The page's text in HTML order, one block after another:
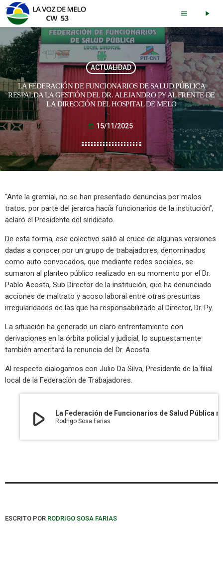
menu play_arrow
ACTUALIDAD
LA FEDERACIÓN DE FUNCIONARIOS DE SALUD PÚBLICA
RESPALDA LA GESTIÓN DEL DR. ALEJANDRO PY AL FRENTE DE
LA DIRECCIÓN DEL HOSPITAL DE MELO
today 15/11/2025
“Ante la gremial, no se han presentado denuncias por malos
tratos, por parte del jerarca hacía funcionarios de la institución”,
aclaró el Presidente del sindicato.
De esta forma, ese colectivo salió al cruce de algunas versiones
dadas a conocer por un grupo de trabajadores, denominados
como auto convocados, que mediante redes sociales, se
sumaron al planteo público realizado en su momento por el Dr.
Pablo Acosta, Sub Director de la institución, que ha denunciado
acciones de maltrato y acoso laboral entre otras presuntas
irregularidades de las que ha responsabilizado al Director, Dr. Py.
La situación ha generado un claro enfrentamiento con
derivaciones en la órbita policial y judicial, lo supuestamente
también ameritará la renuncia del Dr. Acosta.
Al respecto dialogamos con Julio Da Silva, Presidente de la filial
local de la Federación de Trabajadores.
play_arrow Rodrigo Sosa Farias
ESCRITO POR RODRIGO SOSA FARIAS